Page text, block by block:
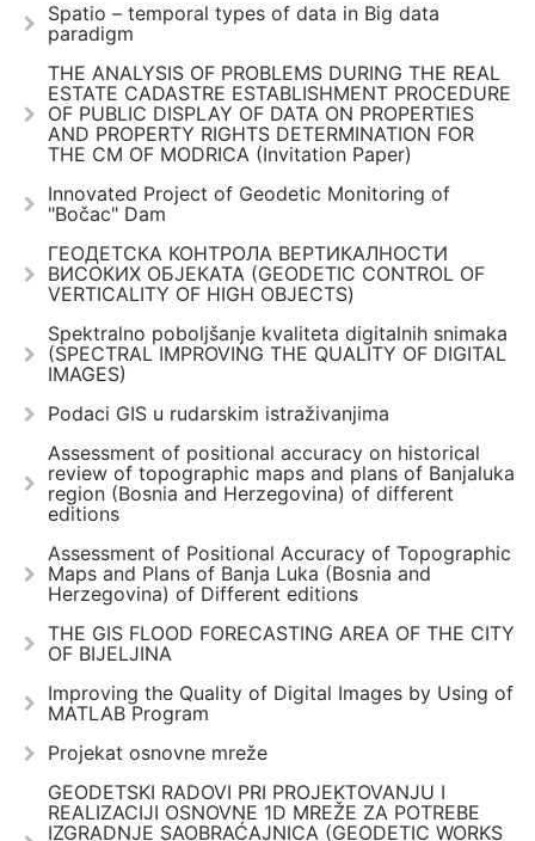
Spatio – temporal types of data in Big data
paradigm
THE ANALYSIS OF PROBLEMS DURING THE REAL
ESTATE CADASTRE ESTABLISHMENT PROCEDURE
OF PUBLIC DISPLAY OF DATA ON PROPERTIES
AND PROPERTY RIGHTS DETERMINATION FOR
THE CM OF MODRICA (Invitation Paper)
Innovated Project of Geodetic Monitoring of
"Bočac" Dam
ГЕОДЕТСКА КОНТРОЛА ВЕРТИКАЛНОСТИ
ВИСОКИХ ОБЈЕКАТА (GEODETIC CONTROL OF
VERTICALITY OF HIGH OBJECTS)
Spektralno poboljšanje kvaliteta digitalnih snimaka
(SPECTRAL IMPROVING THE QUALITY OF DIGITAL
IMAGES)
Podaci GIS u rudarskim istraživanjima
Assessment of positional accuracy on historical
review of topographic maps and plans of Banjaluka
region (Bosnia and Herzegovina) of different
editions
Assessment of Positional Accuracy of Topographic
Maps and Plans of Banja Luka (Bosnia and
Herzegovina) of Different editions
THE GIS FLOOD FORECASTING AREA OF THE CITY
OF BIJELJINA
Improving the Quality of Digital Images by Using of
MATLAB Program
Projekat osnovne mreže
GEODETSKI RADOVI PRI PROJEKTOVANJU I
REALIZACIJI OSNOVNE 1D MREŽE ZA POTREBE
IZGRADNJE SAOBRAĆAJNICA (GEODETIC WORKS